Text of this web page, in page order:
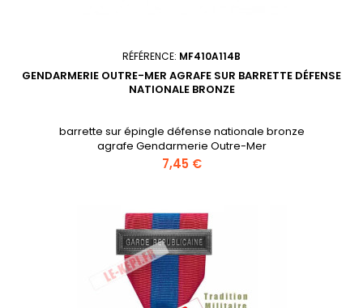
RÉFÉRENCE: MF410A114B
GENDARMERIE OUTRE-MER AGRAFE SUR BARRETTE DÉFENSE
NATIONALE BRONZE
barrette sur épingle défense nationale bronze
agrafe Gendarmerie Outre-Mer
Prix
7,45 €